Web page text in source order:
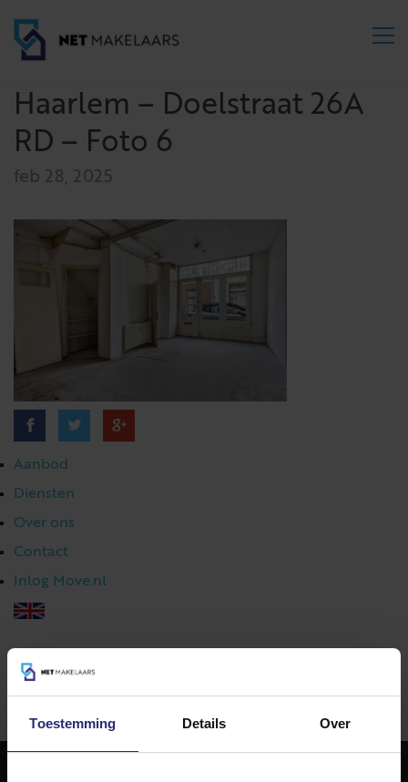
Toestemming Details Over
Haarlem – Doelstraat 26A
RD – Foto 6
feb 28, 2025
Aanbod
Diensten
Over ons
Contact
Inlog Move.nl
023 303 54 44